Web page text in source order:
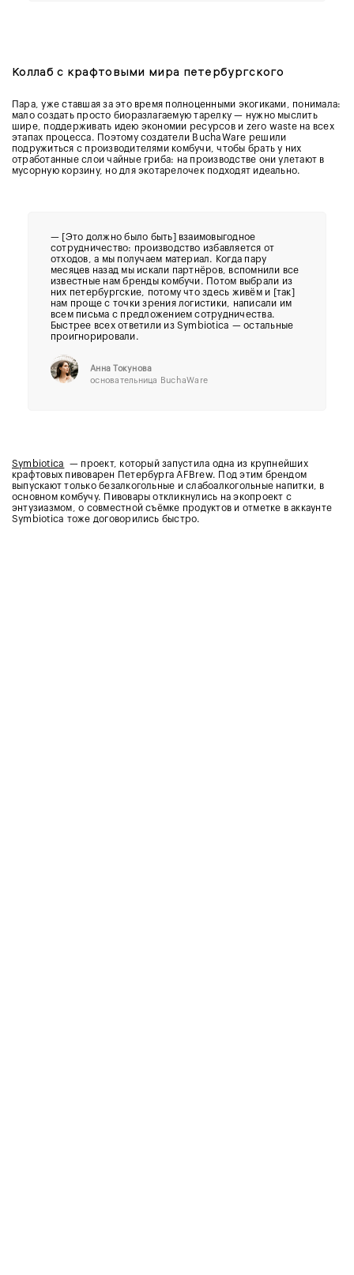
Коллаб с крафтовыми мира петербургского
Пара, уже ставшая за это время полноценными экогиками, понимала:
мало создать просто биоразлагаемую тарелку — нужно мыслить
шире, поддерживать идею экономии ресурсов и zero waste на всех
этапах процесса. Поэтому создатели BuchaWare решили
подружиться с производителями комбучи, чтобы брать у них
отработанные слои чайные гриба: на производстве они улетают в
мусорную корзину, но для экотарелочек подходят идеально.
— [Это должно было быть] взаимовыгодное
сотрудничество: производство избавляется от
отходов, а мы получаем материал. Когда пару
месяцев назад мы искали партнёров, вспомнили все
известные нам бренды комбучи. Потом выбрали из
них петербургские, потому что здесь живём и [так]
нам проще с точки зрения логистики, написали им
всем письма с предложением сотрудничества.
Быстрее всех ответили из Symbiotica — остальные
проигнорировали.
Анна Токунова
основательница BuchaWare
Symbiotica
— проект, который запустила одна из крупнейших
крафтовых пивоварен Петербурга AFBrew. Под этим брендом
выпускают только безалкогольные и слабоалкогольные напитки, в
основном комбучу. Пивовары откликнулись на экопроект с
энтузиазмом, о совместной съёмке продуктов и отметке в аккаунте
Symbiotica тоже договорились быстро.